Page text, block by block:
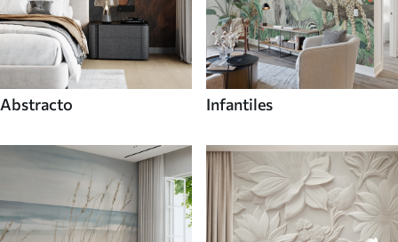
Abstracto Infantiles